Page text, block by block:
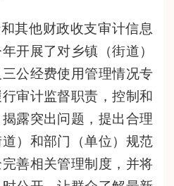
其他财政收支审计信息
年开展了对乡镇（街道）
公经费使用管理情况专
审计监督职责，控制和
露突出问题，提出合理
） 和部门（单位）规范
善相关管理制度，并将